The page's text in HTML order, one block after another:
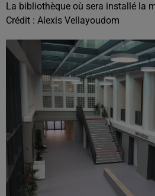
La bibliothèque où sera installé la
Crédit : Alexis Vellayoudom